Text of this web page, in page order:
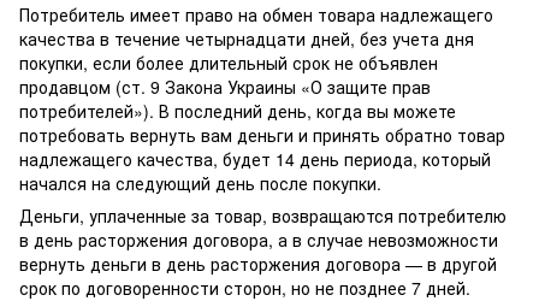
Потребитель имеет право на обмен товара надлежащего
качества в течение четырнадцати дней, без учета дня
покупки, если более длительный срок не объявлен
продавцом (ст. 9 Закона Украины «О защите прав
потребителей»). В последний день, когда вы можете
потребовать вернуть вам деньги и принять обратно товар
надлежащего качества, будет 14 день периода, который
начался на следующий день после покупки.
Деньги, уплаченные за товар, возвращаются потребителю
в день расторжения договора, а в случае невозможности
вернуть деньги в день расторжения договора — в другой
срок по договоренности сторон, но не позднее 7 дней.